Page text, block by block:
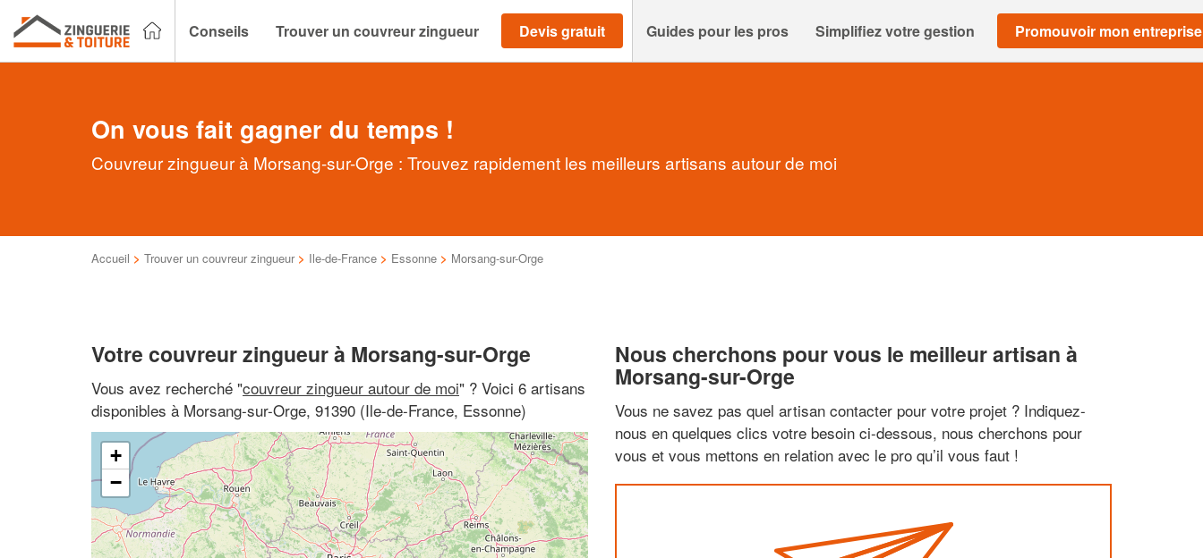
Conseils Trouver un couvreur zingueur Devis gratuit Guides pour les pros Simplifiez votre gestion Promouvoir mon entreprise
On vous fait gagner du temps !
Couvreur zingueur à Morsang-sur-Orge : Trouvez rapidement les meilleurs artisans autour de moi
Accueil > Trouver un couvreur zingueur > Ile-de-France > Essonne > Morsang-sur-Orge
Votre couvreur zingueur à Morsang-sur-Orge
Vous avez recherché "couvreur zingueur autour de moi" ? Voici 6 artisans
disponibles à Morsang-sur-Orge, 91390 (Ile-de-France, Essonne)
+
−
Nous cherchons pour vous le meilleur artisan à
Morsang-sur-Orge
Vous ne savez pas quel artisan contacter pour votre projet ? Indiquez-
nous en quelques clics votre besoin ci-dessous, nous cherchons pour
vous et vous mettons en relation avec le pro qu’il vous faut !